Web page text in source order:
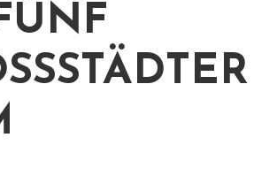
I